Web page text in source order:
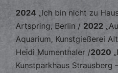
2024 „Ich bin nicht zu
Artspring, Berlin / 2022
Aquarium, Kunstgießerei
Heidi Mumenthaler /2020
Kunstparkhaus Strausberg